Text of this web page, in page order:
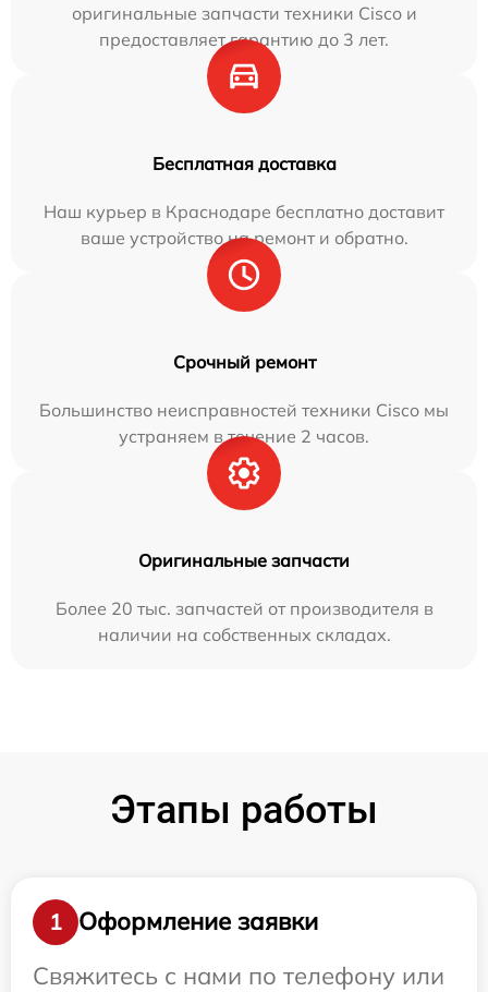
оригинальные запчасти техники Cisco и
предоставляет гарантию до 3 лет.
Бесплатная доставка
Наш курьер в Краснодаре бесплатно доставит
ваше устройство на ремонт и обратно.
Срочный ремонт
Большинство неисправностей техники Cisco мы
устраняем в течение 2 часов.
Оригинальные запчасти
Более 20 тыс. запчастей от производителя в
наличии на собственных складах.
Этапы работы
1
Оформление заявки
Свяжитесь с нами по телефону или